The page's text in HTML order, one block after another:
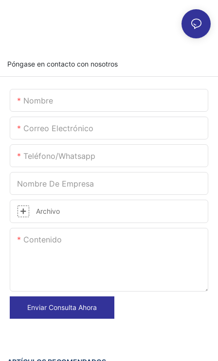
Póngase en contacto con nosotros
Nombre
Correo Electrónico
Teléfono/whatsapp
Nombre De Empresa
Archivo
Contenido
Enviar Consulta Ahora